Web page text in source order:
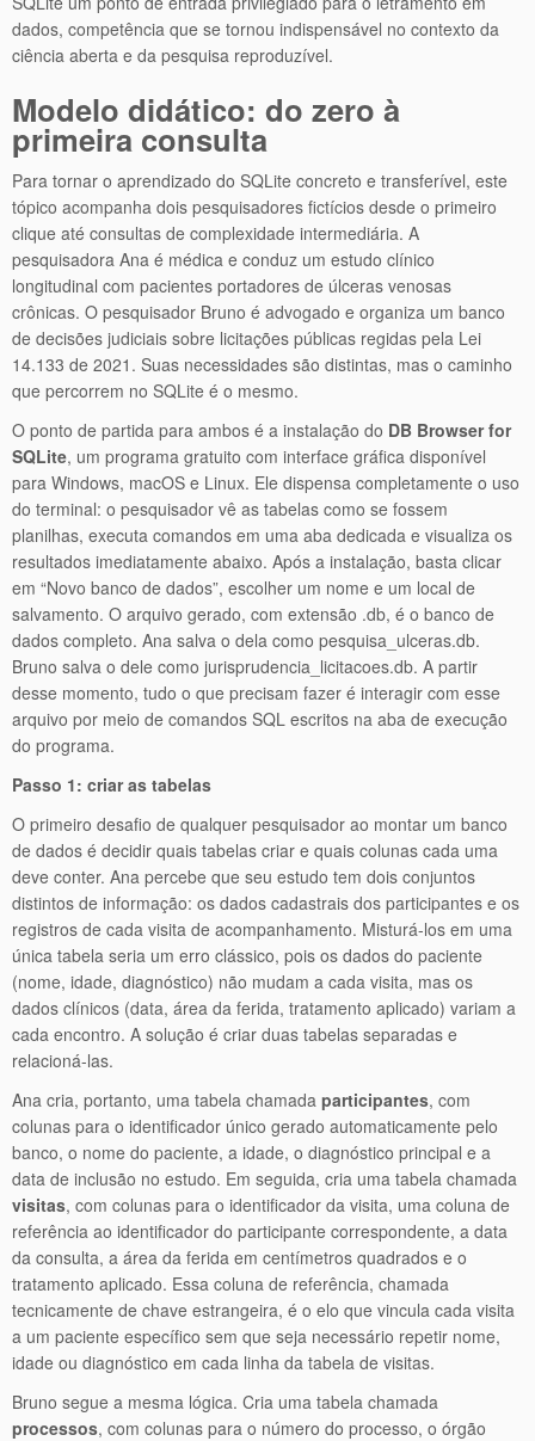
dados, competência que se tornou indispensável no contexto da
ciência aberta e da pesquisa reproduzível.
Modelo didático: do zero à
primeira consulta
Para tornar o aprendizado do SQLite concreto e transferível, este
tópico acompanha dois pesquisadores fictícios desde o primeiro
clique até consultas de complexidade intermediária. A
pesquisadora Ana é médica e conduz um estudo clínico
longitudinal com pacientes portadores de úlceras venosas
crônicas. O pesquisador Bruno é advogado e organiza um banco
de decisões judiciais sobre licitações públicas regidas pela Lei
14.133 de 2021. Suas necessidades são distintas, mas o caminho
que percorrem no SQLite é o mesmo.
O ponto de partida para ambos é a instalação do DB Browser for
SQLite, um programa gratuito com interface gráfica disponível
para Windows, macOS e Linux. Ele dispensa completamente o uso
do terminal: o pesquisador vê as tabelas como se fossem
planilhas, executa comandos em uma aba dedicada e visualiza os
resultados imediatamente abaixo. Após a instalação, basta clicar
em “Novo banco de dados”, escolher um nome e um local de
salvamento. O arquivo gerado, com extensão .db, é o banco de
dados completo. Ana salva o dela como pesquisa_ulceras.db.
Bruno salva o dele como jurisprudencia_licitacoes.db. A partir
desse momento, tudo o que precisam fazer é interagir com esse
arquivo por meio de comandos SQL escritos na aba de execução
do programa.
Passo 1: criar as tabelas
O primeiro desafio de qualquer pesquisador ao montar um banco
de dados é decidir quais tabelas criar e quais colunas cada uma
deve conter. Ana percebe que seu estudo tem dois conjuntos
distintos de informação: os dados cadastrais dos participantes e os
registros de cada visita de acompanhamento. Misturá-los em uma
única tabela seria um erro clássico, pois os dados do paciente
(nome, idade, diagnóstico) não mudam a cada visita, mas os
dados clínicos (data, área da ferida, tratamento aplicado) variam a
cada encontro. A solução é criar duas tabelas separadas e
relacioná-las.
Ana cria, portanto, uma tabela chamada participantes, com
colunas para o identificador único gerado automaticamente pelo
banco, o nome do paciente, a idade, o diagnóstico principal e a
data de inclusão no estudo. Em seguida, cria uma tabela chamada
visitas, com colunas para o identificador da visita, uma coluna de
referência ao identificador do participante correspondente, a data
da consulta, a área da ferida em centímetros quadrados e o
tratamento aplicado. Essa coluna de referência, chamada
tecnicamente de chave estrangeira, é o elo que vincula cada visita
a um paciente específico sem que seja necessário repetir nome,
idade ou diagnóstico em cada linha da tabela de visitas.
Bruno segue a mesma lógica. Cria uma tabela chamada
processos, com colunas para o número do processo, o órgão